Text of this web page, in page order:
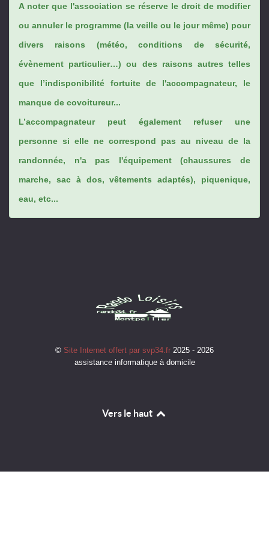
A noter que l'association se réserve le droit de modifier
ou annuler le programme (la veille ou le jour même) pour
divers raisons (météo, conditions de sécurité,
évènement particulier…) ou des raisons autres telles
que l’indisponibilité fortuite de l'accompagnateur, le
manque de covoitureur...
L’accompagnateur peut également refuser une
personne si elle ne correspond pas au niveau de la
randonnée, n'a pas l'équipement (chaussures de
marche, sac à dos, vêtements adaptés), piquenique,
eau, etc...
© Site Internet offert par svp34.fr 2025 - 2026
assistance informatique à domicile
Vers le haut